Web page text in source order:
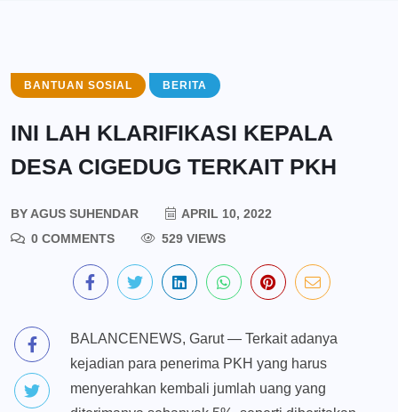
BANTUAN SOSIAL BERITA
INI LAH KLARIFIKASI KEPALA
DESA CIGEDUG TERKAIT PKH
BYAGUS SUHENDAR
APRIL 10, 2022
0 COMMENTS
529 VIEWS
BALANCENEWS, Garut — Terkait adanya
kejadian para penerima PKH yang harus
menyerahkan kembali jumlah uang yang